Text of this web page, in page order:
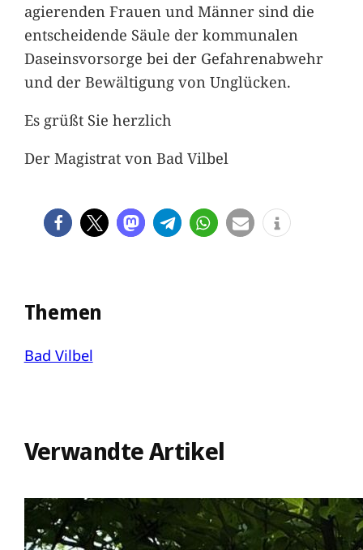
agierenden Frauen und Männer sind die
entscheidende Säule der kommunalen
Daseinsvorsorge bei der Gefahrenabwehr
und der Bewältigung von Unglücken.
Es grüßt Sie herzlich
Der Magistrat von Bad Vilbel
Themen
Bad Vilbel
Verwandte Artikel